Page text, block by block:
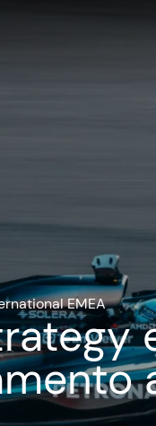
EMEA